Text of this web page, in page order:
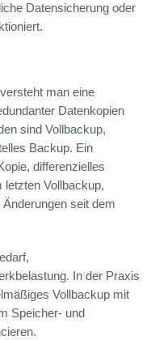
Datensicherung oder
man eine
Datenkopien
sind Vollbackup,
Backup. Ein
differenzielles
letzten Vollbackup,
seit dem
In der Praxis
Vollbackup mit
Speicher- und